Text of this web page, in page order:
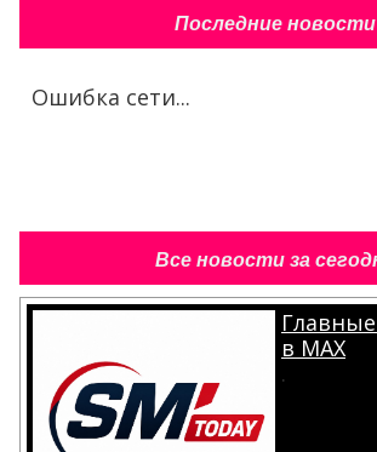
Последние новости
Ошибка сети...
Все новости за
в MAX
.